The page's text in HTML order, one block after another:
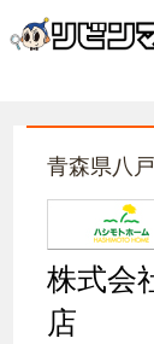
青森県八
株式会
店